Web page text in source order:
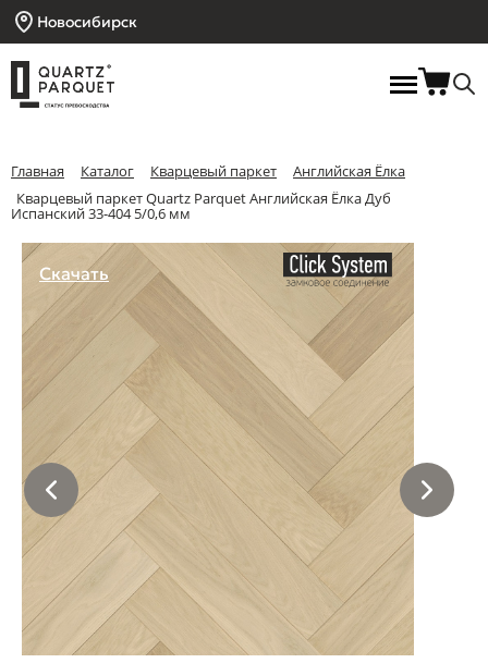
Новосибирск
Главная Каталог Кварцевый паркет
Английская Ёлка
Кварцевый паркет Quartz Parquet Английская Ёлка Дуб
Испанский 33-404 5/0,6 мм
Скачать